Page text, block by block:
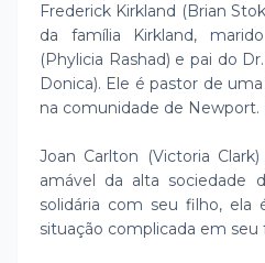
Frederick Kirkland (Brian
da família Kirkland,
(Phylicia Rashad) e pai do
Donica). Ele é pastor de
na comunidade de Newport.
Joan Carlton (Victoria
amável da alta sociedade
solidária com seu filho, ela
situação complicada em seu